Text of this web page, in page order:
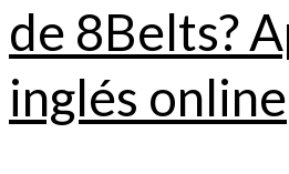
de 8Belts?
inglés online